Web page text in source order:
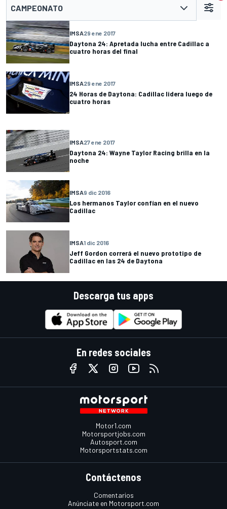
CAMPEONATO
IMSA29 ene 2017
Daytona 24: Apretada lucha entre Cadillac a
cuatro horas del final
IMSA29 ene 2017
24 Horas de Daytona: Cadillac lidera luego de
cuatro horas
IMSA27 ene 2017
Daytona 24: Wayne Taylor Racing brilla en la
noche
IMSA9 dic 2016
Los hermanos Taylor confían en el nuevo
Cadillac
IMSA1 dic 2016
Jeff Gordon correrá el nuevo prototipo de
Cadillac en las 24 de Daytona
Descarga tus apps
En redes sociales
Motor1.com
Motorsportjobs.com
Autosport.com
Motorsportstats.com
Contáctenos
Comentarios
Anúnciate en Motorsport.com